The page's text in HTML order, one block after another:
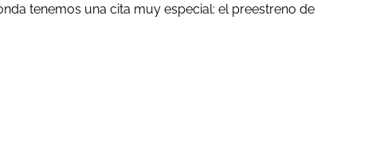
tenemos una cita muy especial: el preestreno de